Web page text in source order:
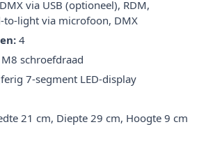
via USB (optioneel), RDM,
to-light via microfoon, DMX
4
schroefdraad
7-segment LED-display
21 cm, Diepte 29 cm, Hoogte 9 cm